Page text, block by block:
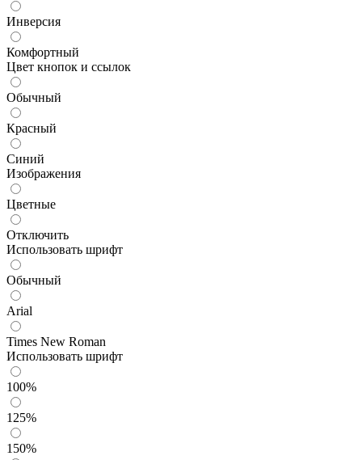
Инверсия
Комфортный
Цвет кнопок и ссылок
Обычный
Красный
Синий
Изображения
Цветные
Отключить
Использовать шрифт
Обычный
Arial
Times New Roman
Использовать шрифт
100%
125%
150%